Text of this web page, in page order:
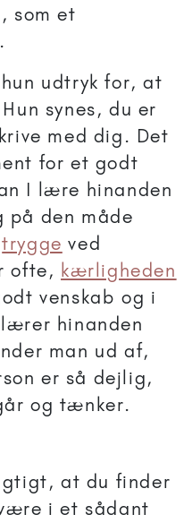
som et
udtryk for, at
synes, du er
med dig. Det
for et godt
I lære hinanden
på den måde
trygge ved
ofte, kærligheden
venskab og i
hinanden
man ud af,
er så dejlig,
og tænker.
at du finder
i et sådant